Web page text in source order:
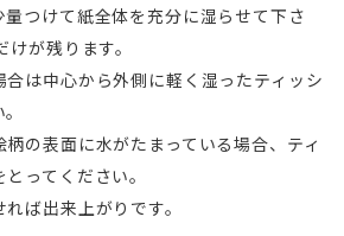
つけて紙全体を充分に湿らせて下さ
が残ります。
は中心から外側に軽く湿ったティッシ
の表面に水がたまっている場合、ティ
ってください。
ば出来上がりです。